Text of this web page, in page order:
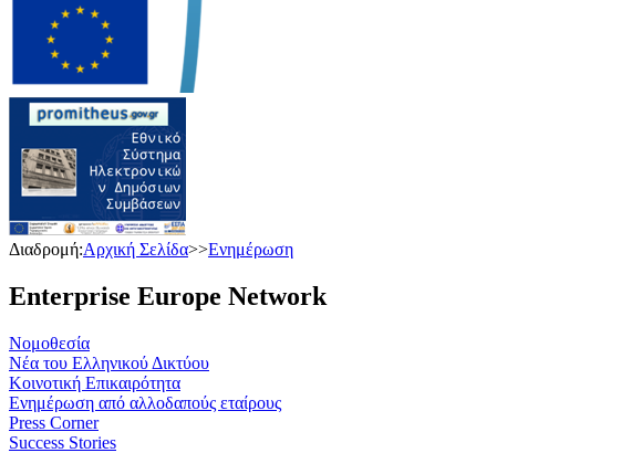
Διαδρομή:Αρχική Σελίδα>>Ενημέρωση
Enterprise Europe Network
Νομοθεσία
Νέα του Ελληνικού Δικτύου
Κοινοτική Επικαιρότητα
Ενημέρωση από αλλοδαπούς εταίρους
Press Corner
Success Stories